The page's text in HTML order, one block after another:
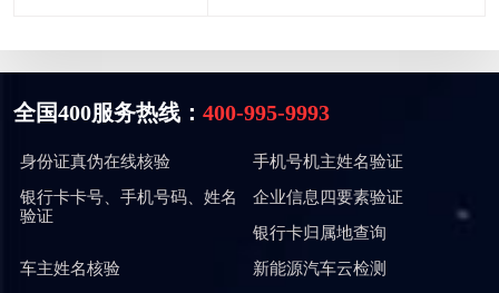
全国400服务热线： 400-995-9993
身份证真伪在线核验
手机号机主姓名验证
银行卡卡号、手机号码、姓名
验证
企业信息四要素验证
银行卡归属地查询
车主姓名核验
新能源汽车云检测